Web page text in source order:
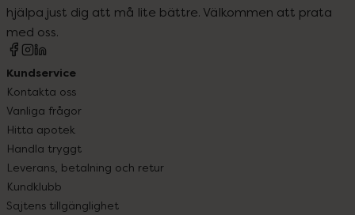
hjälpa just dig att må lite bättre. Välkommen att prata
med oss.
Kundservice
Kontakta oss
Vanliga frågor
Hitta apotek
Handla tryggt
Leverans, betalning och retur
Kundklubb
Sajtens tillgänglighet